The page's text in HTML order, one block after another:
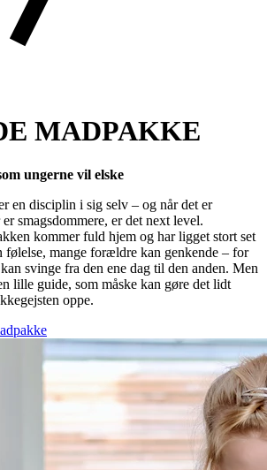
MADPAKKE
ungerne vil elske
en disciplin i sig selv – og når det er
smagsdommere, er det next level.
kommer fuld hjem og har ligget stort set
følelse, mange forældre kan genkende – for
svinge fra den ene dag til den anden. Men
lille guide, som måske kan gøre det lidt
oppe.